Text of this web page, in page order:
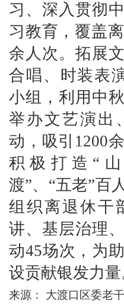
习、深入贯彻
习教育，覆盖
余人次。拓展
合唱、时装表
小组，利用中
举办文艺演出
动，吸引 1200
积极打造“
渡”、“五老”百
组织离退休干
讲、基层治理
动45场次，为
设贡献银发力量
来源： 大渡口区委老